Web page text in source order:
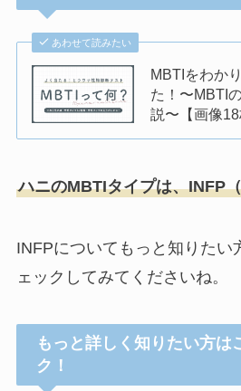
あわせて読みたい
MBTIをわか
た！〜MBTI
説〜【画像18
ハニのMBTIタイプは、INFP
INFPについてもっと知りたい
ェックしてみてくださいね。
もっと詳しく知りたい方は
ク！